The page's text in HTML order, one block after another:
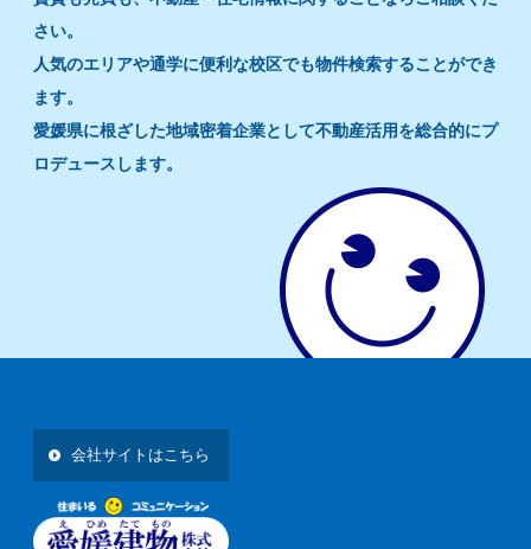
さい。
人気のエリアや通学に便利な校区でも物件検索することができ
ます。
愛媛県に根ざした地域密着企業として不動産活用を総合的にプ
ロデュースします。
会社サイトはこちら